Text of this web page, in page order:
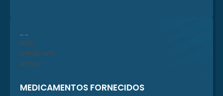
MEDICAMENTOS FORNECIDOS